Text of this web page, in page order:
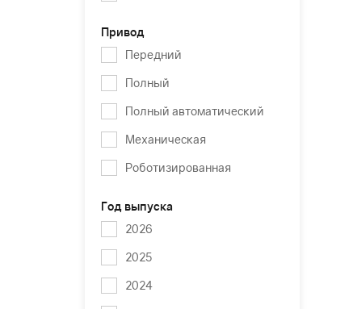
Привод
Передний
Полный
Полный автоматический
Механическая
Роботизированная
Год выпуска
2026
2025
2024